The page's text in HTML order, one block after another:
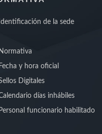
Identificación de la sede
Normativa
Fecha y hora oficial
Digitales
días inhábiles
Personal funcionario habilitado